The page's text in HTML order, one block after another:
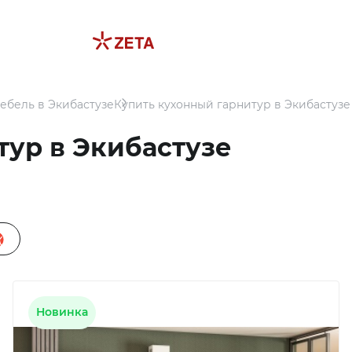
в ЭкибастузеКупить кухонный гарнитур в Экибастузе
в Экибастузе
Новинка